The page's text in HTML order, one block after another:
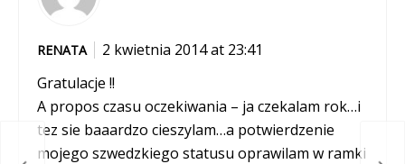
RENATA
2 kwietnia 2014 at 23:41
Gratulacje !!
A propos czasu oczekiwania – ja czekalam rok…i
tez sie baaardzo cieszylam…a potwierdzenie
mojego szwedzkiego statusu oprawilam w ramki